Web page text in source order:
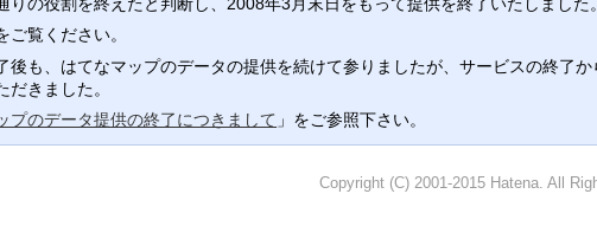
りの役割を終えたと判断し、2008年3月末日をもって提供を終了いたしました
ご覧ください。
後も、はてなマップのデータの提供を続けて参りましたが、サービスの終了
きました。
プのデータ提供の終了につきまして 」をご参照下さい。
Copyright (C) 2001-2015 Hatena. All